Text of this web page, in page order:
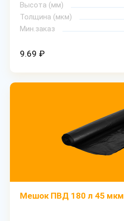
Высота (мм)
Толщина (мкм)
Мин.заказ
9.69 ₽
Мешок ПВД 180 л 45 мкм